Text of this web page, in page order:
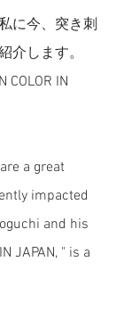
に今、突き刺
介します。
IN
a great
impacted
and his
JAPAN, " is a